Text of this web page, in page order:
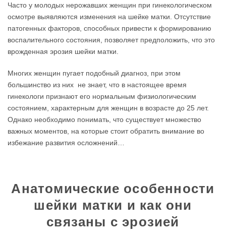
Часто у молодых нерожавших женщин при гинекологическом
осмотре выявляются изменения на шейке матки. Отсутствие
патогенных факторов, способных привести к формированию
воспалительного состояния, позволяет предположить, что это
врожденная эрозия шейки матки.
Многих женщин пугает подобный диагноз, при этом
большинство из них не знает, что в настоящее время
гинекологи признают его нормальным физиологическим
состоянием, характерным для женщин в возрасте до 25 лет.
Однако необходимо понимать, что существует множество
важных моментов, на которые стоит обратить внимание во
избежание развития осложнений…
Анатомические особенности
шейки матки и как они
связаны с эрозией